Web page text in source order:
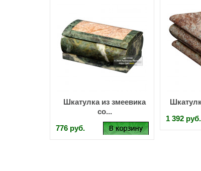
Шкатулка из змеевика
со...
776 руб.
1 392 руб.